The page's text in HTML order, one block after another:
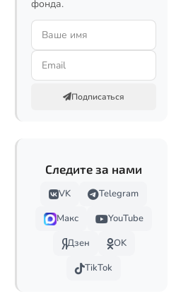
фонда.
Подписаться
Следите за нами
VK
Telegram
Макс
YouTube
Дзен
OK
TikTok